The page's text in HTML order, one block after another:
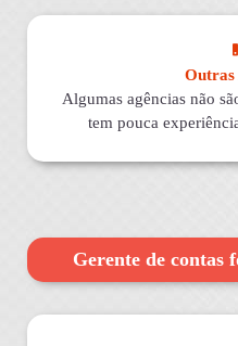
Outras
Algumas agências não
tem pouca
Gerente de contas